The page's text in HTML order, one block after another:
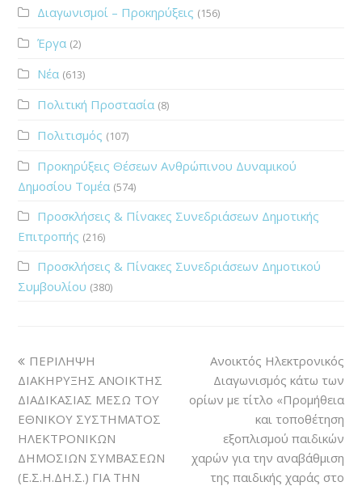
Διαγωνισμοί – Προκηρύξεις (156)
Έργα (2)
Νέα (613)
Πολιτική Προστασία (8)
Πολιτισμός (107)
Προκηρύξεις Θέσεων Ανθρώπινου Δυναμικού
Δημοσίου Τομέα (574)
Προσκλήσεις & Πίνακες Συνεδριάσεων Δημοτικής
Επιτροπής (216)
Προσκλήσεις & Πίνακες Συνεδριάσεων Δημοτικού
Συμβουλίου (380)
ΠΕΡΙΛΗΨΗ
ΔΙΑΚΗΡΥΞΗΣ ΑΝΟΙΚΤΗΣ
ΔΙΑΔΙΚΑΣΙΑΣ ΜΕΣΩ ΤΟΥ
ΕΘΝΙΚΟΥ ΣΥΣΤΗΜΑΤΟΣ
ΗΛΕΚΤΡΟΝΙΚΩΝ
ΔΗΜΟΣΙΩΝ ΣΥΜΒΑΣΕΩΝ
(Ε.Σ.Η.ΔΗ.Σ.) ΓΙΑ ΤΗΝ
Ανοικτός Ηλεκτρονικός
Διαγωνισμός κάτω των
ορίων με τίτλο «Προμήθεια
και τοποθέτηση
εξοπλισμού παιδικών
χαρών για την αναβάθμιση
της παιδικής χαράς στο